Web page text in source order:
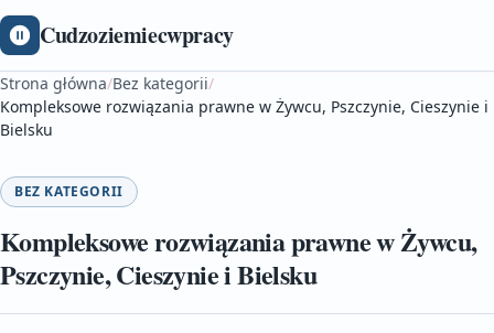
Cudzoziemiecwpracy
Strona główna/Bez kategorii/
Kompleksowe rozwiązania prawne w Żywcu, Pszczynie, Cieszynie i
Bielsku
BEZ KATEGORII
Kompleksowe rozwiązania prawne w Żywcu,
Pszczynie, Cieszynie i Bielsku